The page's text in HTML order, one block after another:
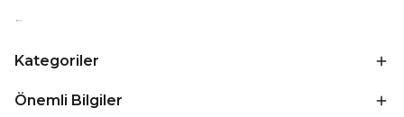
Kategoriler
Önemli Bilgiler